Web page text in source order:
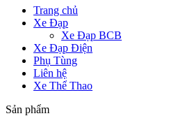
Trang chủ
Xe Đạp
Xe Đạp BCB
Xe Đạp Điện
Phụ Tùng
Liên hệ
Xe Thể Thao
Sản phẩm